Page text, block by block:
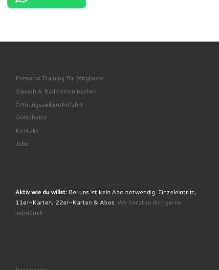
Personal Training für Mitglieder
Squash & Badminton buchen
Öffnungszeiten/Anfahrt
Gutscheine
Kontakt
Jobs
Aktiv wie du willst: Bei uns ist kein Abo notwendig. Einzeleintritt,
11er-Karten, 22er-Karten & Abos. Wir beraten dich gerne
individuell